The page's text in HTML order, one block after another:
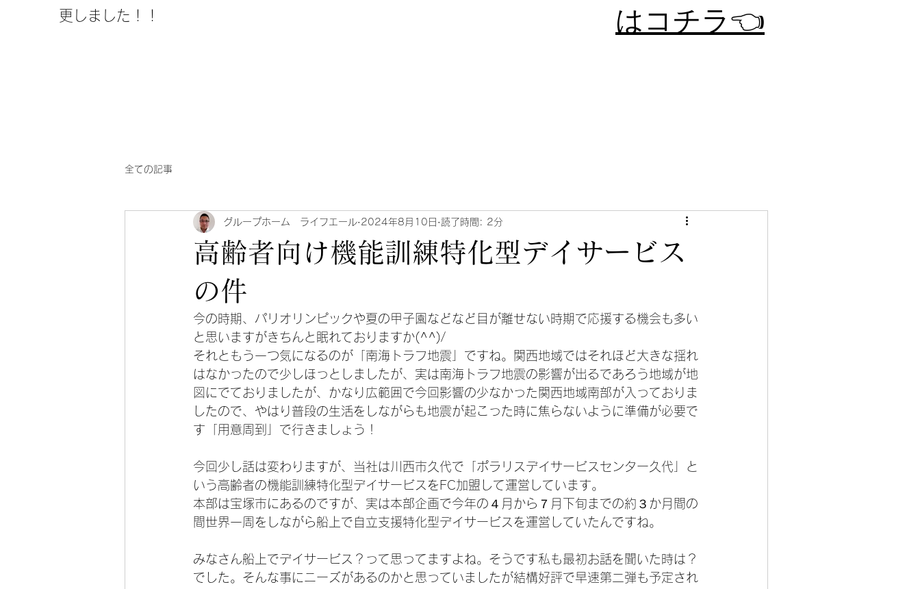
更しました！！
​はコチラ👈
全ての記事
高齢者向け機能訓練特化型デイサービス
の件
グループホーム ライフエール 2024年8月10日 読了時間: 2分
今の時期、パリオリンピックや夏の甲子園などなど目が離せない時期で応援する機会も多い
と思いますがきちんと眠れておりますか(^^)/
それともう一つ気になるのが「南海トラフ地震」ですね。関西地域ではそれほど大きな揺れ
はなかったので少しほっとしましたが、実は南海トラフ地震の影響が出るであろう地域が地
図にでておりましたが、かなり広範囲で今回影響の少なかった関西地域南部が入っておりま
したので、やはり普段の生活をしながらも地震が起こった時に焦らないように準備が必要で
す「用意周到」で行きましょう！
今回少し話は変わりますが、当社は川西市久代で「ポラリスデイサービスセンター久代」と
いう高齢者の機能訓練特化型デイサービスをFC加盟して運営しています。
本部は宝塚市にあるのですが、実は本部企画で今年の４月から７月下旬までの約３か月間の
間世界一周をしながら船上で自立支援特化型デイサービスを運営していたんですね。
みなさん船上でデイサービス？って思ってますよね。そうです私も最初お話を聞いた時は？
でした。そんな事にニーズがあるのかと思っていましたが結構好評で早速第二弾も予定され